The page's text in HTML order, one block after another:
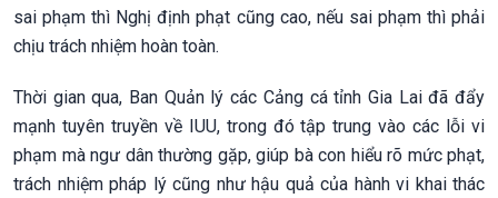
sai phạm thì Nghị định phạt cũng cao, nếu sai phạm thì phải
chịu trách nhiệm hoàn toàn.
Thời gian qua, Ban Quản lý các Cảng cá tỉnh Gia Lai đã đẩy
mạnh tuyên truyền về IUU, trong đó tập trung vào các lỗi vi
phạm mà ngư dân thường gặp, giúp bà con hiểu rõ mức phạt,
trách nhiệm pháp lý cũng như hậu quả của hành vi khai thác